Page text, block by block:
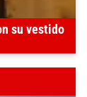
su vestido